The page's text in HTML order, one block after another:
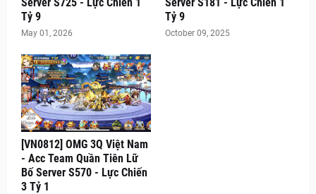
Tỷ 9
May 01, 2026
Tỷ 9
October 09, 2025
[VN0812] OMG 3Q Việt Nam
- Acc Team Quần Tiên Lữ
Bố Server S570 - Lực Chiến
3 Tỷ 1